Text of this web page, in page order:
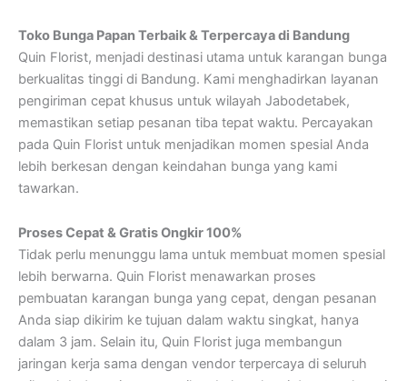
Toko Bunga Papan Terbaik & Terpercaya di Bandung
Quin Florist, menjadi destinasi utama untuk karangan bunga
berkualitas tinggi di Bandung. Kami menghadirkan layanan
pengiriman cepat khusus untuk wilayah Jabodetabek,
memastikan setiap pesanan tiba tepat waktu. Percayakan
pada Quin Florist untuk menjadikan momen spesial Anda
lebih berkesan dengan keindahan bunga yang kami
tawarkan.
Proses Cepat & Gratis Ongkir 100%
Tidak perlu menunggu lama untuk membuat momen spesial
lebih berwarna. Quin Florist menawarkan proses
pembuatan karangan bunga yang cepat, dengan pesanan
Anda siap dikirim ke tujuan dalam waktu singkat, hanya
dalam 3 jam. Selain itu, Quin Florist juga membangun
jaringan kerja sama dengan vendor terpercaya di seluruh